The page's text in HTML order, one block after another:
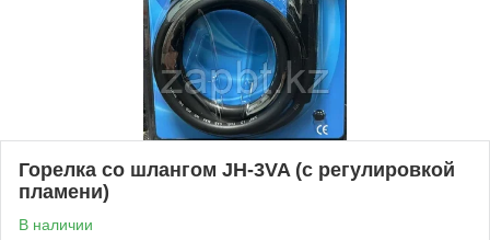
Горелка со шлангом JH-3VA (с регулировкой
пламени)
В наличии